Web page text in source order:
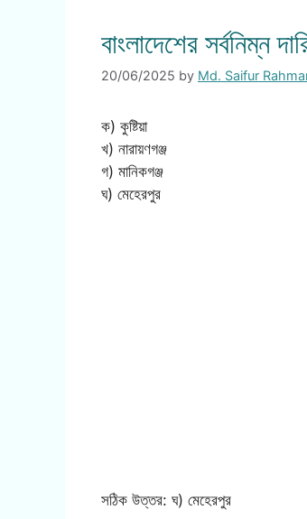
বাংলাদেশের সর্বনিম্ন
20/06/2025 by Md. Saifur
ক) কুষ্টিয়া
খ) নারায়ণগঞ্জ
গ) মানিকগঞ্জ
ঘ) মেহেরপুর
সঠিক উত্তর: ঘ) মেহেরপুর